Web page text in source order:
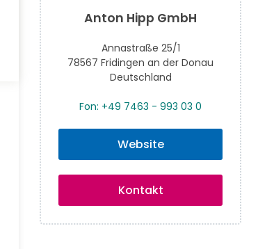
Anton Hipp GmbH
Annastraße 25/1
78567 Fridingen an der Donau
Deutschland
Fon: +49 7463 - 993 03 0
Website
Kontakt